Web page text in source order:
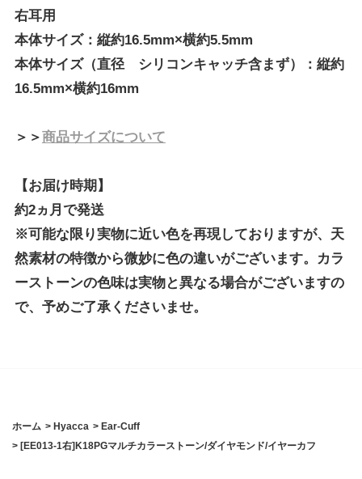
右耳用
本体サイズ：縦約16.5mm×横約5.5mm
本体サイズ（直径 シリコンキャッチ含まず）：縦約
16.5mm×横約16mm
＞＞商品サイズについて
【お届け時期】
約2ヵ月で発送
※可能な限り実物に近い色を再現しておりますが、天
然素材の特徴から微妙に色の違いがございます。カラ
ーストーンの色味は実物と異なる場合がございますの
で、予めご了承くださいませ。
ホーム > Hyacca > Ear-Cuff
> [EE013-1右]K18PGマルチカラーストーン/ダイヤモンド/イヤーカフ